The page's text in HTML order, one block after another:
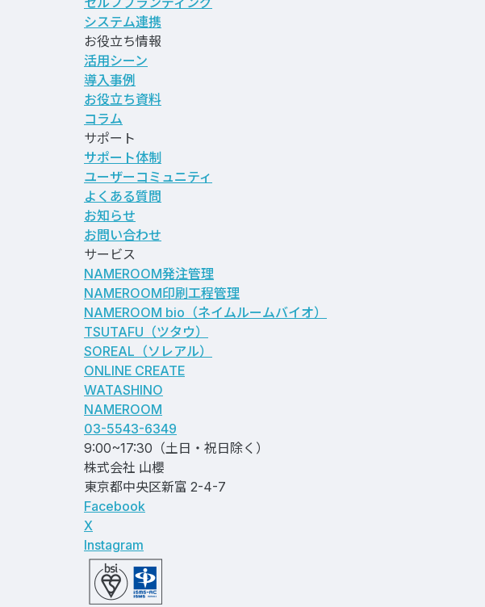
システム連携
お役立ち情報
活用シーン
導入事例
お役立ち資料
コラム
サポート
サポート体制
ユーザーコミュニティ
よくある質問
お知らせ
お問い合わせ
サービス
NAMEROOM発注管理
NAMEROOM印刷工程管理
NAMEROOM bio （ネイムルームバイオ）
TSUTAFU（ツタウ）
SOREAL（ソレアル）
ONLINE CREATE
WATASHINO
NAMEROOM
03-5543-6349
9:00~17:30（土日・祝日除く）
株式会社 山櫻
東京都中央区新富 2-4-7
Facebook
X
Instagram